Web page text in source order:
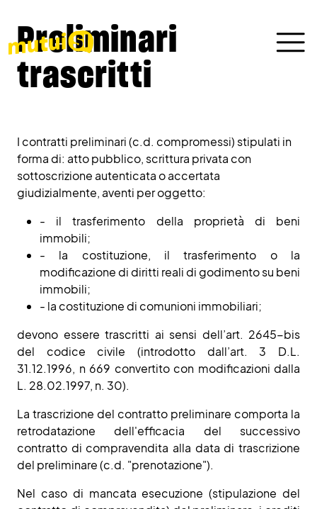
Preliminari
trascritti
I contratti preliminari (c.d. compromessi) stipulati in
forma di: atto pubblico, scrittura privata con
sottoscrizione autenticata o accertata
giudizialmente, aventi per oggetto:
- il trasferimento della proprietà di beni
immobili;
- la costituzione, il trasferimento o la
modificazione di diritti reali di godimento su beni
immobili;
- la costituzione di comunioni immobiliari;
devono essere trascritti ai sensi dell’art. 2645-bis
del codice civile (introdotto dall’art. 3 D.L.
31.12.1996, n 669 convertito con modificazioni dalla
L. 28.02.1997, n. 30).
La trascrizione del contratto preliminare comporta la
retrodatazione dell'efficacia del successivo
contratto di compravendita alla data di trascrizione
del preliminare (c.d. "prenotazione").
Nel caso di mancata esecuzione (stipulazione del